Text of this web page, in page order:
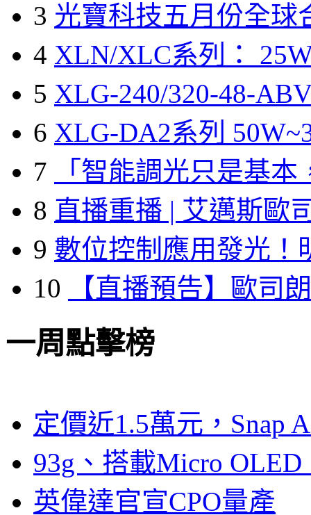
3 光寶科技五月份全球
4 XLN/XLC系列：
5 XLG-240/320-48-
6 XLG-DA2系列
7
「智能調光只是基本
8 直播重播 | 艾邁斯歐
9 數位控制應用發光！
10
【直播預告】歐司
一周點擊榜
定價近1.5萬元，Snap
93g、搭載Micro
英偉達官宣CPO量產